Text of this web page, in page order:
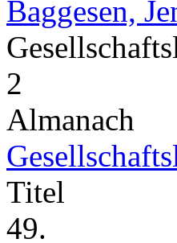
Baggesen,
2
Almanach
Titel
49.